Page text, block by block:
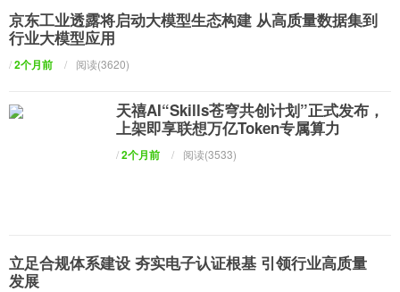
京东工业透露将启动大模型生态构建 从高质量数据集到
行业大模型应用
/2个月前 / 阅读(3620)
天禧AI“Skills苍穹共创计划”正式发布，
上架即享联想万亿Token专属算力
/2个月前 / 阅读(3533)
立足合规体系建设 夯实电子认证根基 引领行业高质量
发展